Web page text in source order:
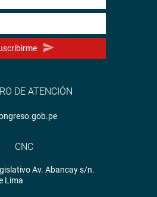
DE ATENCIÓN
CNC
Av. Abancay s/n.
Lima